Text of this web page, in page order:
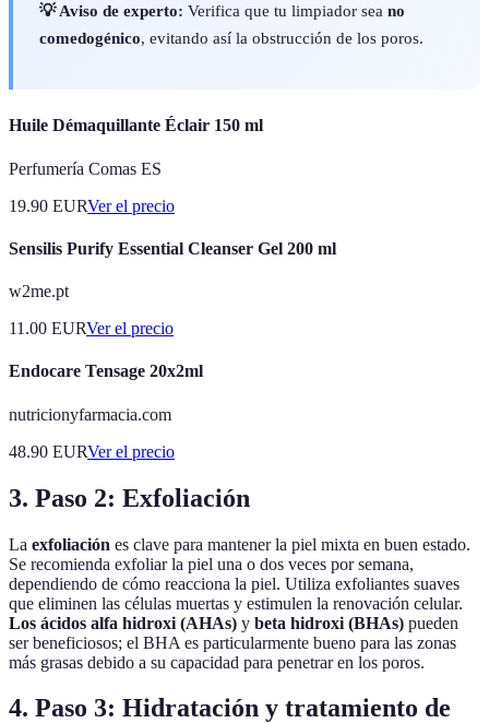
💡 Aviso de experto: Verifica que tu limpiador sea no
comedogénico, evitando así la obstrucción de los poros.
Huile Démaquillante Éclair 150 ml
Perfumería Comas ES
19.90 EURVer el precio
Sensilis Purify Essential Cleanser Gel 200 ml
w2me.pt
11.00 EURVer el precio
Endocare Tensage 20x2ml
nutricionyfarmacia.com
48.90 EURVer el precio
3. Paso 2: Exfoliación
La exfoliación es clave para mantener la piel mixta en buen estado.
Se recomienda exfoliar la piel una o dos veces por semana,
dependiendo de cómo reacciona la piel. Utiliza exfoliantes suaves
que eliminen las células muertas y estimulen la renovación celular.
Los ácidos alfa hidroxi (AHAs) y beta hidroxi (BHAs) pueden
ser beneficiosos; el BHA es particularmente bueno para las zonas
más grasas debido a su capacidad para penetrar en los poros.
4. Paso 3: Hidratación y tratamiento de